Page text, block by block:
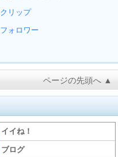
クリップ
フォロワー
ページの先頭へ ▲
イイね！
ブログ